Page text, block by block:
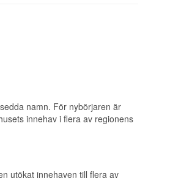
namn. För nybörjaren är
innehav i flera av regionens
utökat innehaven till flera av